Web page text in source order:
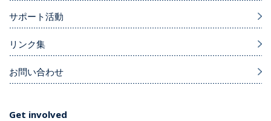
サポート活動
リンク集
お問い合わせ
Get involved